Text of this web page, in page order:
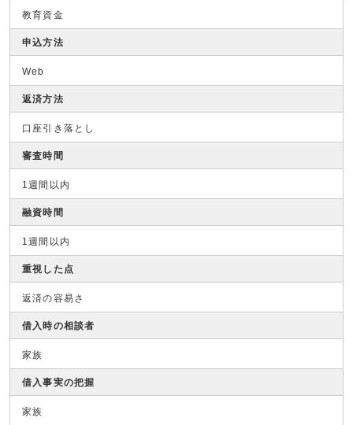
教育資金
申込方法
Web
返済方法
口座引き落とし
審査時間
1週間以内
融資時間
1週間以内
重視した点
返済の容易さ
借入時の相談者
家族
借入事実の把握
家族